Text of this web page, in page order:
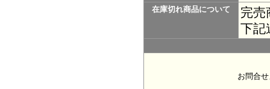
在庫切れ商品について
完
下記
お問合